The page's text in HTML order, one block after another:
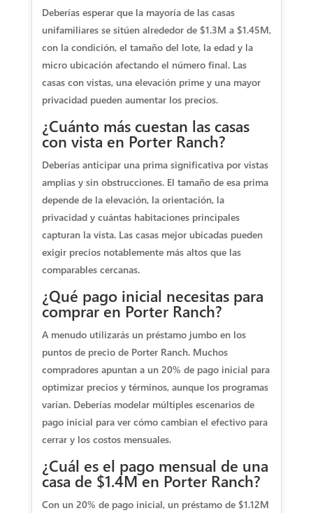
Deberías esperar que la mayoría de las casas
unifamiliares se sitúen alrededor de $1.3M a $1.45M,
con la condición, el tamaño del lote, la edad y la
micro ubicación afectando el número final. Las
casas con vistas, una elevación prime y una mayor
privacidad pueden aumentar los precios.
¿Cuánto más cuestan las casas
con vista en Porter Ranch?
Deberías anticipar una prima significativa por vistas
amplias y sin obstrucciones. El tamaño de esa prima
depende de la elevación, la orientación, la
privacidad y cuántas habitaciones principales
capturan la vista. Las casas mejor ubicadas pueden
exigir precios notablemente más altos que las
comparables cercanas.
¿Qué pago inicial necesitas para
comprar en Porter Ranch?
A menudo utilizarás un préstamo jumbo en los
puntos de precio de Porter Ranch. Muchos
compradores apuntan a un 20% de pago inicial para
optimizar precios y términos, aunque los programas
varían. Deberías modelar múltiples escenarios de
pago inicial para ver cómo cambian el efectivo para
cerrar y los costos mensuales.
¿Cuál es el pago mensual de una
casa de $1.4M en Porter Ranch?
Con un 20% de pago inicial, un préstamo de $1.12M